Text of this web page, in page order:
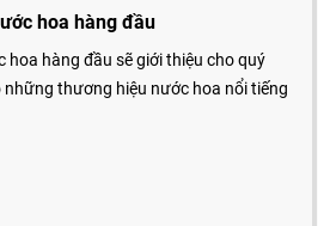
hoa hàng đầu
hoa hàng đầu sẽ giới thiệu cho quý
thương hiệu nước hoa nổi tiếng